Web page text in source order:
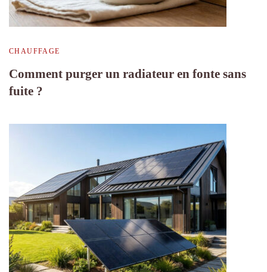
CHAUFFAGE
Comment purger un radiateur en fonte sans
fuite ?